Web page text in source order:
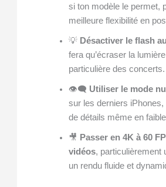
si ton modèle le permet,
meilleure flexibilité en
💡 Désactiver le flash
fera qu’écraser la
particulière des concerts.
👁️‍🗨️ Utiliser le mode
sur les derniers
de détails même en
🎥 Passer en 4K à 60
vidéos, particulièrement
un rendu fluide et